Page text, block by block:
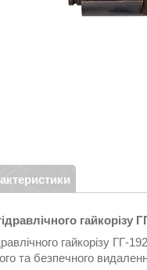
гайкорізу
гайкорізу
та безпечного